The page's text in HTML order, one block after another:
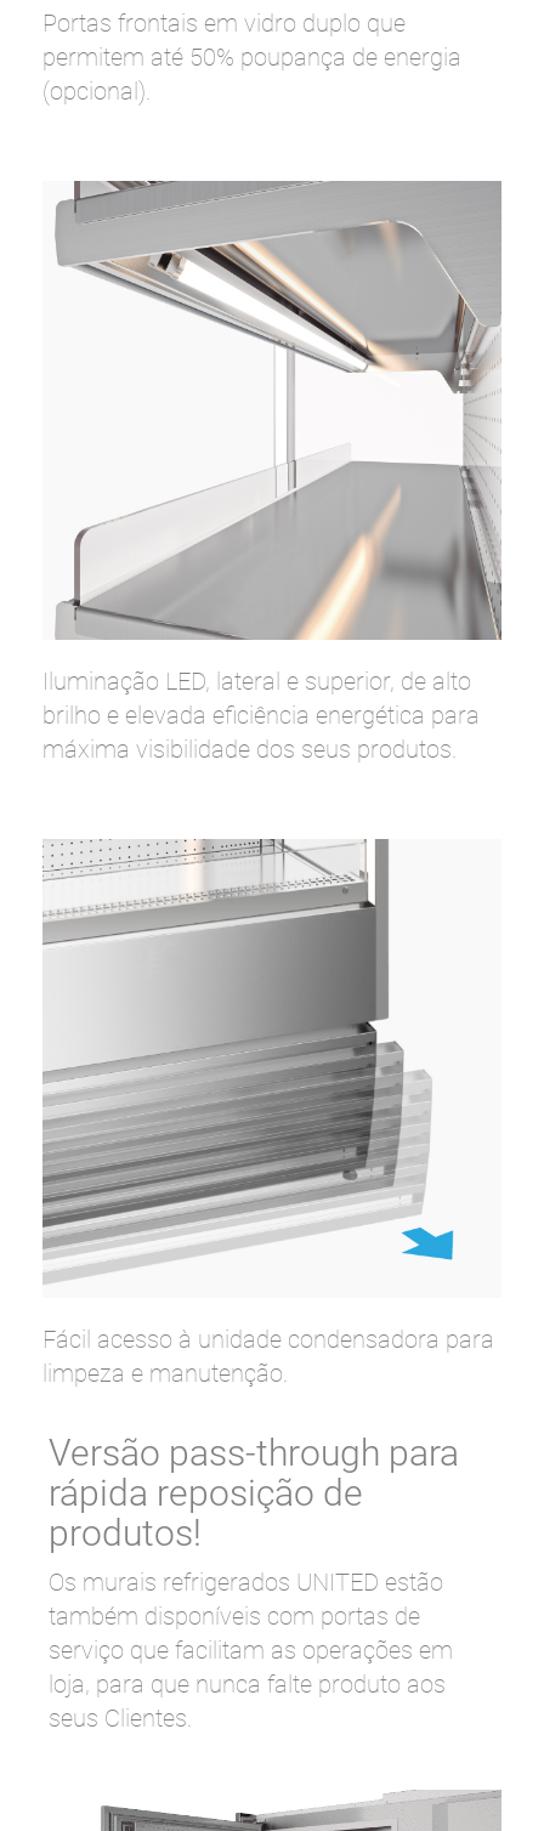
Portas frontais em vidro duplo que
permitem até 50% poupança de energia
(opcional).
Iluminação LED, lateral e superior, de alto
brilho e elevada eficiência energética para
máxima visibilidade dos seus produtos.
Fácil acesso à unidade condensadora para
limpeza e manutenção.
Versão pass-through para
rápida reposição de
produtos!
Os murais refrigerados UNITED estão
também disponíveis com portas de
serviço que facilitam as operações em
loja, para que nunca falte produto aos
seus Clientes.